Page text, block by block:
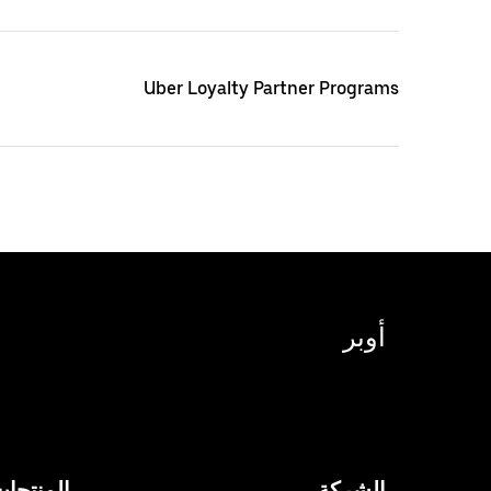
Uber Loyalty Partner Programs
أوبر